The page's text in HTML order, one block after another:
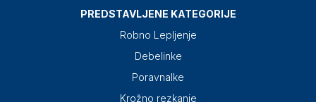
PREDSTAVLJENE KATEGORIJE
Robno Lepljenje
Debelinke
Poravnalke
Krožno rezkanje